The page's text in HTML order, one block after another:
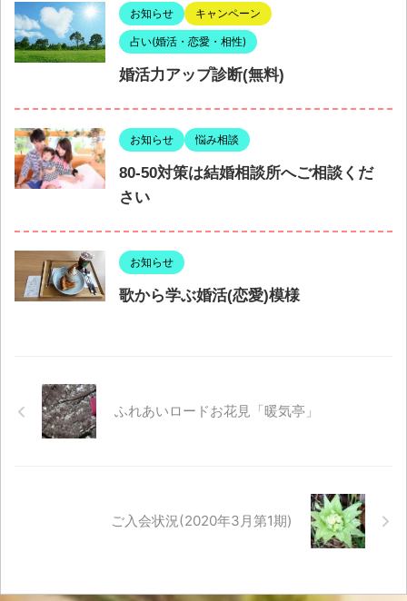
お知らせ キャンペーン
占い(婚活・恋愛・相性)
婚活力アップ診断(無料)
お知らせ 悩み相談
80-50対策は結婚相談所へご相談くだ
さい
お知らせ
歌から学ぶ婚活(恋愛)模様
ふれあいロードお花見「暖気亭」
ご入会状況(2020年3月第1期)